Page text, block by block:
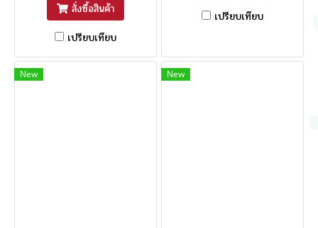
สั่งซื้อสินค้า
เปรียบเทียบ
เปรียบเทียบ
New New